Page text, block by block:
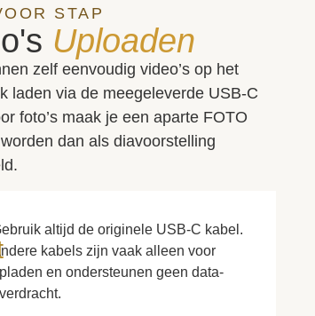
STAP
Uploaden
zelf eenvoudig video’s op het
laden via de meegeleverde USB-C
foto’s maak je een aparte FOTO
dan als diavoorstelling
altijd de originele USB-C kabel.
kabels zijn vaak alleen voor
en ondersteunen geen data-